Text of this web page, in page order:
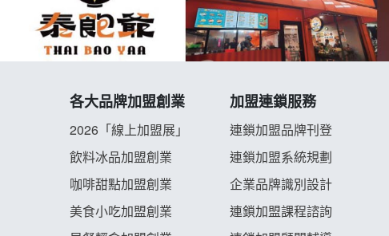
各大品牌加盟創業
2026「線上加盟展」
飲料冰品加盟創業
咖啡甜點加盟創業
美食小吃加盟創業
加盟連鎖服務
連鎖加盟品牌刊登
連鎖加盟系統規劃
企業品牌識別設計
連鎖加盟課程諮詢